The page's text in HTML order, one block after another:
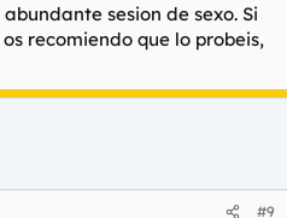
sesion de sexo. Si
recomiendo que lo probeis,
#9